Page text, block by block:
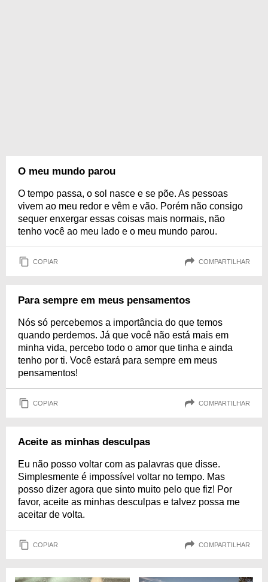
O meu mundo parou
O tempo passa, o sol nasce e se põe. As pessoas
vivem ao meu redor e vêm e vão. Porém não consigo
sequer enxergar essas coisas mais normais, não
tenho você ao meu lado e o meu mundo parou.
COPIAR COMPARTILHAR
Para sempre em meus pensamentos
Nós só percebemos a importância do que temos
quando perdemos. Já que você não está mais em
minha vida, percebo todo o amor que tinha e ainda
tenho por ti. Você estará para sempre em meus
pensamentos!
COPIAR COMPARTILHAR
Aceite as minhas desculpas
Eu não posso voltar com as palavras que disse.
Simplesmente é impossível voltar no tempo. Mas
posso dizer agora que sinto muito pelo que fiz! Por
favor, aceite as minhas desculpas e talvez possa me
aceitar de volta.
COPIAR COMPARTILHAR